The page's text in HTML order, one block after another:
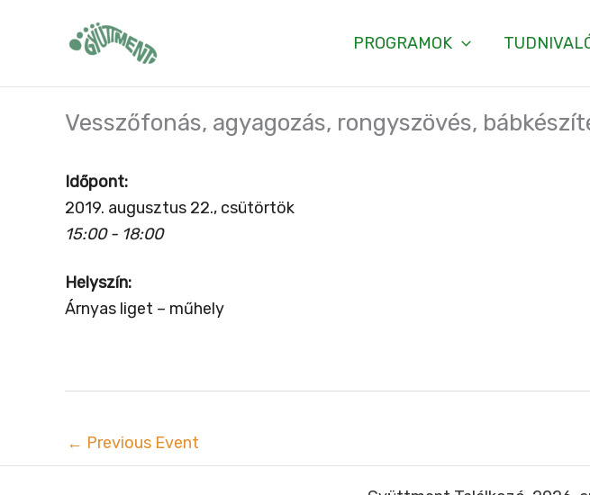
PROGRAMOK
Vesszőfonás, agyagozás, rongyszövés,
Időpont:
2019. augusztus 22., csütörtök
15:00 - 18:00
Helyszín:
Árnyas liget – műhely
← Previous Event